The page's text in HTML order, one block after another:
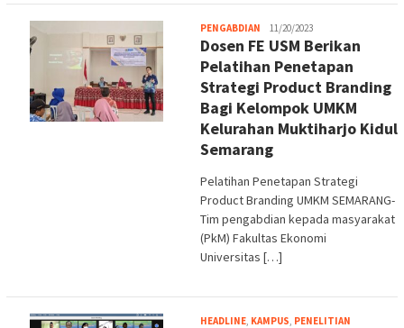
PENGABDIAN Melani
11/20/2023
Dosen FE USM Berikan
Pelatihan Penetapan
Strategi Product Branding
Bagi Kelompok UMKM
Kelurahan Muktiharjo Kidul
Semarang
Pelatihan Penetapan Strategi
Product Branding UMKM SEMARANG-
Tim pengabdian kepada masyarakat
(PkM) Fakultas Ekonomi
Universitas […]
HEADLINE, KAMPUS, PENELITIAN